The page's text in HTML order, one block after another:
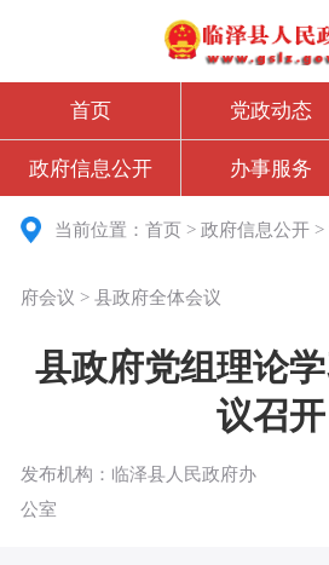
首页 党政动态
政府信息公开 办事服务
当前位置：首页 >政府信息公开 >
府会议 >县政府全体会议
县政府党组理论
议召开
发布机构：临泽县人民政府办
公室